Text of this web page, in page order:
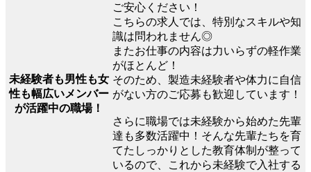
未経験者も男性も女
性も幅広いメンバー
が活躍中の職場！
ご安心ください！
こちらの求人では、特別なスキルや知
識は問われません◎
またお仕事の内容は力いらずの軽作業
がほとんど！
そのため、製造未経験者や体力に自信
がない方のご応募も歓迎しています！
さらに職場では未経験から始めた先輩
達も多数活躍中！そんな先輩たちを育
てたしっかりとした教育体制が整って
いるので、これから未経験で入社する